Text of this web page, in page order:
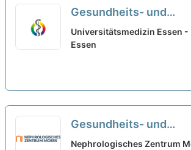
Gesundheits- und
Krankenpfleger:in
thoraxchirurgischen
Universitätsmedizin Essen -
Essen
Gesundheits- und
Nephrologisches Zentrum